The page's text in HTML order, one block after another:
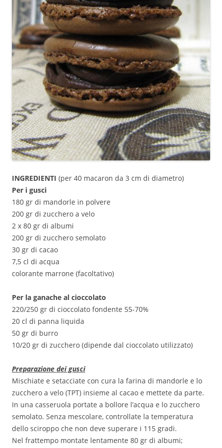
INGREDIENTI (per 40 macaron da 3 cm di diametro)
Per i gusci
180 gr di mandorle in polvere
200 gr di zucchero a velo
2 x 80 gr di albumi
200 gr di zucchero semolato
30 gr di cacao
7,5 cl di acqua
colorante marrone (facoltativo)
Per la ganache al cioccolato
220/250 gr di cioccolato fondente 55-70%
20 cl di panna liquida
50 gr di burro
10/20 gr di zucchero (dipende dal cioccolato utilizzato)
Preparazione dei gusci
Mischiate e setacciate con cura la farina di mandorle e lo
zucchero a velo (TPT) insieme al cacao e mettete da parte.
In una casseruola portate a bollore l’acqua e lo zucchero
semolato. Senza mescolare, controllate la temperatura
dello sciroppo che non deve superare i 115 gradi.
Nel frattempo montate lentamente 80 gr di albumi;